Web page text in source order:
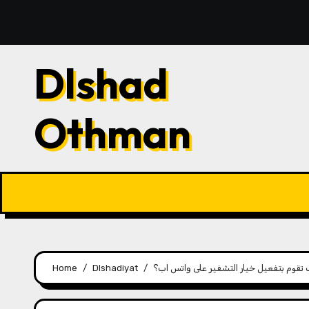
content
Dlshad
Othman
Home Dlshadiyat تقوم بتفعيل خيار التشفير على واتس اب؟